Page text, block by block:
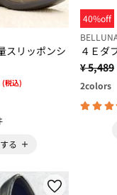
スリッポンシ
(税込)
る
40%off
４Ｅダ
¥ 5,489
2colors